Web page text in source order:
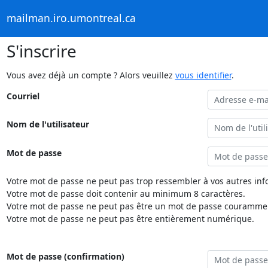
mailman.iro.umontreal.ca
S'inscrire
Vous avez déjà un compte ? Alors veuillez vous identifier.
Courriel
Nom de l'utilisateur
Mot de passe
Votre mot de passe ne peut pas trop ressembler à vos autres
Votre mot de passe doit contenir au minimum 8 caractères.
Votre mot de passe ne peut pas être un mot de passe
Votre mot de passe ne peut pas être entièrement numérique.
Mot de passe (confirmation)